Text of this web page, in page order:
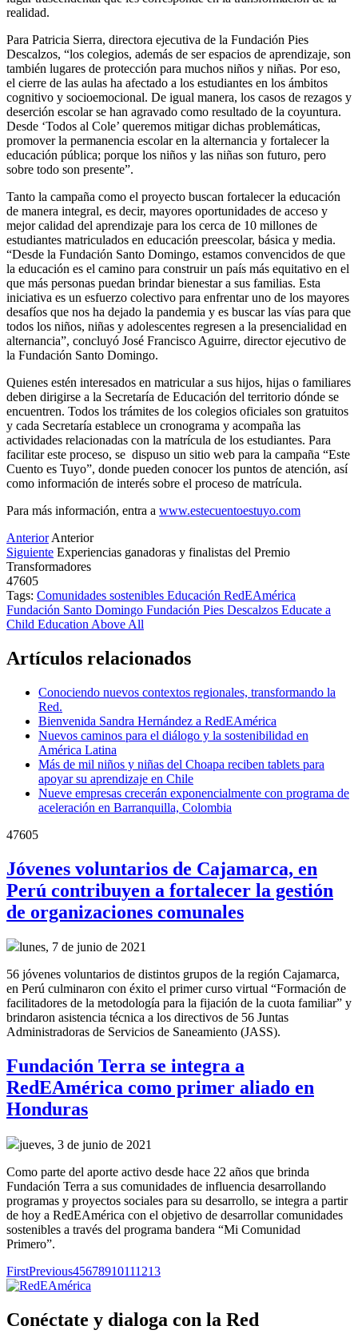
realidad.
Para Patricia Sierra, directora ejecutiva de la Fundación Pies
Descalzos, “los colegios, además de ser espacios de aprendizaje, son
también lugares de protección para muchos niños y niñas. Por eso,
el cierre de las aulas ha afectado a los estudiantes en los ámbitos
cognitivo y socioemocional. De igual manera, los casos de rezagos y
deserción escolar se han agravado como resultado de la coyuntura.
Desde ‘Todos al Cole’ queremos mitigar dichas problemáticas,
promover la permanencia escolar en la alternancia y fortalecer la
educación pública; porque los niños y las niñas son futuro, pero
sobre todo son presente”.
Tanto la campaña como el proyecto buscan fortalecer la educación
de manera integral, es decir, mayores oportunidades de acceso y
mejor calidad del aprendizaje para los cerca de 10 millones de
estudiantes matriculados en educación preescolar, básica y media.
“Desde la Fundación Santo Domingo, estamos convencidos de que
la educación es el camino para construir un país más equitativo en el
que más personas puedan brindar bienestar a sus familias. Esta
iniciativa es un esfuerzo colectivo para enfrentar uno de los mayores
desafíos que nos ha dejado la pandemia y es buscar las vías para que
todos los niños, niñas y adolescentes regresen a la presencialidad en
alternancia”, concluyó José Francisco Aguirre, director ejecutivo de
la Fundación Santo Domingo.
Quienes estén interesados en matricular a sus hijos, hijas o familiares
deben dirigirse a la Secretaría de Educación del territorio dónde se
encuentren. Todos los trámites de los colegios oficiales son gratuitos
y cada Secretaría establece un cronograma y acompaña las
actividades relacionadas con la matrícula de los estudiantes. Para
facilitar este proceso, se dispuso un sitio web para la campaña “Este
Cuento es Tuyo”, donde pueden conocer los puntos de atención, así
como información de interés sobre el proceso de matrícula.
Para más información, entra a www.estecuentoestuyo.com
Anterior Anterior
Siguiente Experiencias ganadoras y finalistas del Premio
Transformadores
47605
Tags: Comunidades sostenibles Educación RedEAmérica
Fundación Santo Domingo Fundación Pies Descalzos Educate a
Child Education Above All
Artículos relacionados
Conociendo nuevos contextos regionales, transformando la
Red.
Bienvenida Sandra Hernández a RedEAmérica
Nuevos caminos para el diálogo y la sostenibilidad en
América Latina
Más de mil niños y niñas del Choapa reciben tablets para
apoyar su aprendizaje en Chile
Nueve empresas crecerán exponencialmente con programa de
aceleración en Barranquilla, Colombia
47605
Jóvenes voluntarios de Cajamarca, en
Perú contribuyen a fortalecer la gestión
de organizaciones comunales
lunes, 7 de junio de 2021
56 jóvenes voluntarios de distintos grupos de la región Cajamarca,
en Perú culminaron con éxito el primer curso virtual “Formación de
facilitadores de la metodología para la fijación de la cuota familiar” y
brindaron asistencia técnica a los directivos de 56 Juntas
Administradoras de Servicios de Saneamiento (JASS).
Fundación Terra se integra a
RedEAmérica como primer aliado en
Honduras
jueves, 3 de junio de 2021
Como parte del aporte activo desde hace 22 años que brinda
Fundación Terra a sus comunidades de influencia desarrollando
programas y proyectos sociales para su desarrollo, se integra a partir
de hoy a RedEAmérica con el objetivo de desarrollar comunidades
sostenibles a través del programa bandera “Mi Comunidad
Primero”.
FirstPrevious45678910111213
Conéctate y dialoga con la Red